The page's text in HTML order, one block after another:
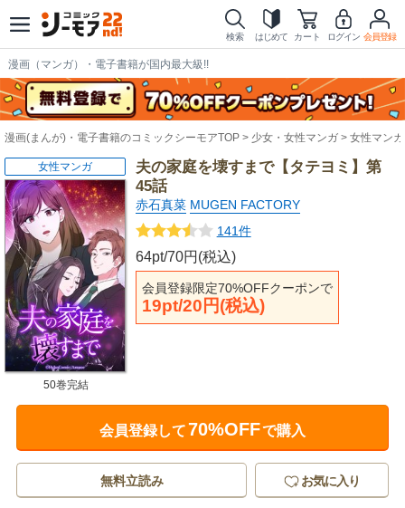
検索 はじめて カート ログイン 会員登録
漫画（マンガ）・電子書籍が国内最大級!!
漫画(まんが)・電子書籍のコミックシーモアTOP 少女・女性マンガ 女性マンガ
夫の家庭を壊すまで【タテヨミ】第
45話
赤石真菜 MUGEN FACTORY
141件
64pt/70円(税込)
会員登録限定70%OFFクーポンで
19pt/20円(税込)
女性マンガ
50巻完結
会員登録して70%OFFで購入
無料立読み お気に入り